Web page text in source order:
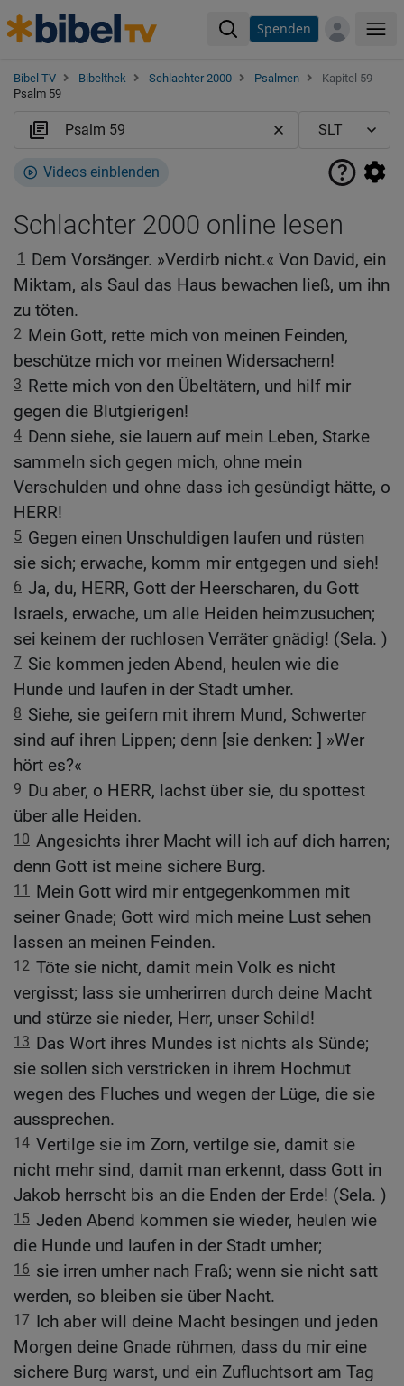
Spenden
Bibel TV Bibelthek Schlachter 2000 Psalmen
Kapitel 59
Psalm 59
Videos einblenden
Schlachter 2000 online lesen
1 Dem Vorsänger. »Verdirb nicht.« Von David, ein
Miktam, als Saul das Haus bewachen ließ, um ihn
zu töten.
2 Mein Gott, rette mich von meinen Feinden,
beschütze mich vor meinen Widersachern!
3 Rette mich von den Übeltätern, und hilf mir
gegen die Blutgierigen!
4 Denn siehe, sie lauern auf mein Leben, Starke
sammeln sich gegen mich, ohne mein
Verschulden und ohne dass ich gesündigt hätte, o
HERR!
5 Gegen einen Unschuldigen laufen und rüsten
sie sich; erwache, komm mir entgegen und sieh!
6 Ja, du, HERR, Gott der Heerscharen, du Gott
Israels, erwache, um alle Heiden heimzusuchen;
sei keinem der ruchlosen Verräter gnädig! (Sela. )
7 Sie kommen jeden Abend, heulen wie die
Hunde und laufen in der Stadt umher.
8 Siehe, sie geifern mit ihrem Mund, Schwerter
sind auf ihren Lippen; denn [sie denken: ] »Wer
hört es?«
9 Du aber, o HERR, lachst über sie, du spottest
über alle Heiden.
10 Angesichts ihrer Macht will ich auf dich harren;
denn Gott ist meine sichere Burg.
11 Mein Gott wird mir entgegenkommen mit
seiner Gnade; Gott wird mich meine Lust sehen
lassen an meinen Feinden.
12 Töte sie nicht, damit mein Volk es nicht
vergisst; lass sie umherirren durch deine Macht
und stürze sie nieder, Herr, unser Schild!
13 Das Wort ihres Mundes ist nichts als Sünde;
sie sollen sich verstricken in ihrem Hochmut
wegen des Fluches und wegen der Lüge, die sie
aussprechen.
14 Vertilge sie im Zorn, vertilge sie, damit sie
nicht mehr sind, damit man erkennt, dass Gott in
Jakob herrscht bis an die Enden der Erde! (Sela. )
15 Jeden Abend kommen sie wieder, heulen wie
die Hunde und laufen in der Stadt umher;
16 sie irren umher nach Fraß; wenn sie nicht satt
werden, so bleiben sie über Nacht.
17 Ich aber will deine Macht besingen und jeden
Morgen deine Gnade rühmen, dass du mir eine
sichere Burg warst, und ein Zufluchtsort am Tag